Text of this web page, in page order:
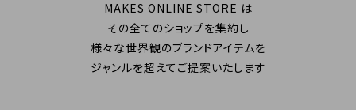
MAKES ONLINE STORE は
その全てのショップを集約し
様々な世界観のブランドアイテムを
ジャンルを超えてご提案いたします